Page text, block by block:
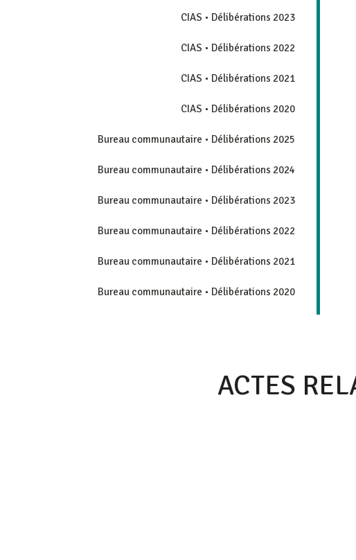
CIAS • Délibérations 2023
CIAS • Délibérations 2022
CIAS • Délibérations 2021
CIAS • Délibérations 2020
Bureau communautaire • Délibérations 2025
Bureau communautaire • Délibérations 2024
Bureau communautaire • Délibérations 2023
Bureau communautaire • Délibérations 2022
Bureau communautaire • Délibérations 2021
Bureau communautaire • Délibérations 2020
ACTES